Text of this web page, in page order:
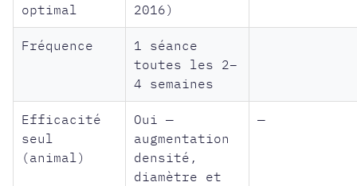
optimal
2016)
Fréquence
1 séance
toutes les 2–
4 semaines
Efficacité
seul
(animal)
Oui —
augmentation
densité,
diamètre et
—